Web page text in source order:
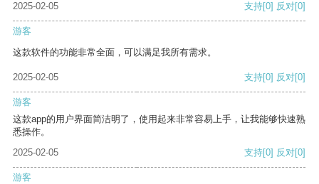
2025-02-05 支持[0] 反对[0]
游客
这款软件的功能非常全面，可以满足我所有需求。
2025-02-05 支持[0] 反对[0]
游客
这款app的用户界面简洁明了，使用起来非常容易上手，让我能够快速熟
悉操作。
2025-02-05
支持[0] 反对[0]
游客